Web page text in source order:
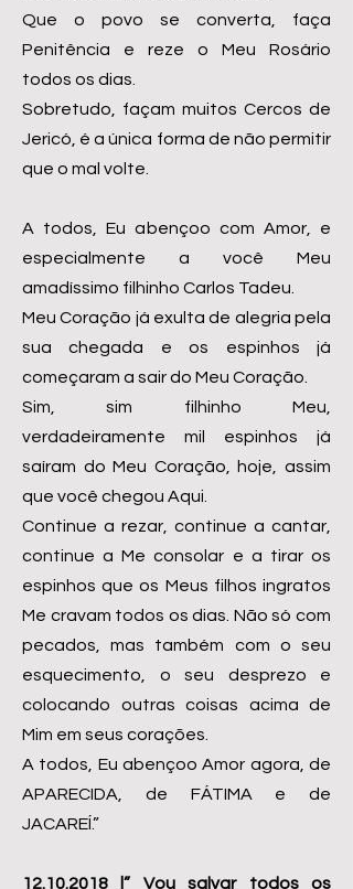
Que o povo se converta, faça
Penitência e reze o Meu Rosário
todos os dias.
Sobretudo, façam muitos Cercos de
Jericó, é a única forma de não permitir
que o mal volte.
A todos, Eu abençoo com Amor, e
especialmente a você Meu
amadíssimo filhinho Carlos Tadeu.
Meu Coração já exulta de alegria pela
sua chegada e os espinhos já
começaram a sair do Meu Coração.
Sim, sim filhinho Meu,
verdadeiramente mil espinhos já
saíram do Meu Coração, hoje, assim
que você chegou Aqui.
Continue a rezar, continue a cantar,
continue a Me consolar e a tirar os
espinhos que os Meus filhos ingratos
Me cravam todos os dias. Não só com
pecados, mas também com o seu
esquecimento, o seu desprezo e
colocando outras coisas acima de
Mim em seus corações.
A todos, Eu abençoo Amor agora, de
APARECIDA, de FÁTIMA e de
JACAREÍ.”
12.10.2018 |” Vou salvar todos os